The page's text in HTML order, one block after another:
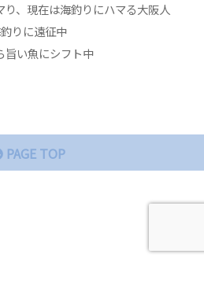
、現在は海釣りにハマる大阪人
りに遠征中
旨い魚にシフト中
PAGE TOP